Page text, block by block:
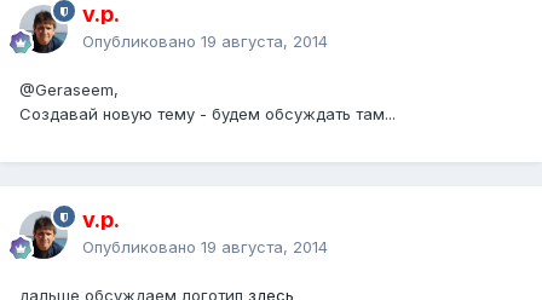
v.p.
Опубликовано 19 августа, 2014
@Geraseem,
Создавай новую тему - будем обсуждать там...
v.p.
Опубликовано 19 августа, 2014
дальше обсуждаем логотип здесь